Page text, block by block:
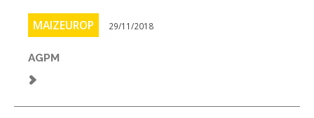
IRRIGANTS DE FRANCE
MAIZEUROP 29/11/2018
AGPM